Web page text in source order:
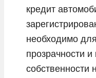
Zeekr
ГАЗ
Москвич
кредит
необходимо
прозрачности
собственности